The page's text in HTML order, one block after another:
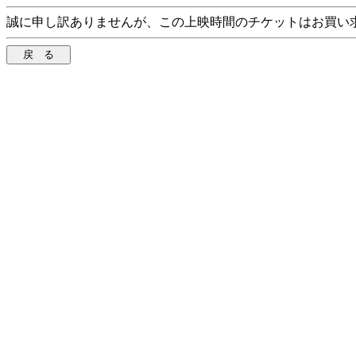
誠に申し訳ありませんが、この上映時間のチケットはお買い